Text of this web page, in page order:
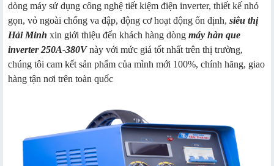
dòng máy sử dụng công nghệ tiết kiệm điện inverter, thiết kế nhỏ
gọn, vỏ ngoài chống va đập, động cơ hoạt động ổn định, siêu thị
Hải Minh xin giới thiệu đến khách hàng dòng máy hàn que
inverter 250A-380Vnày với mức giá tốt nhất trên thị trường,
chúng tôi cam kết sản phẩm của mình mới 100%, chính hãng, giao
hàng tận nơi trên toàn quốc